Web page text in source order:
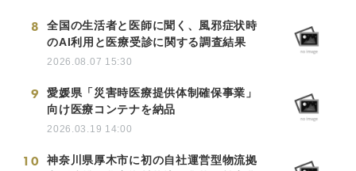
8
全国の生活者と医師に聞く、風邪症状時
のAI利用と医療受診に関する調査結果
2026.08.07 15:30
9
愛媛県「災害時医療提供体制確保事業」
向け医療コンテナを納品
2026.03.19 14:00
10
神奈川県厚木市に初の自社運営型物流拠